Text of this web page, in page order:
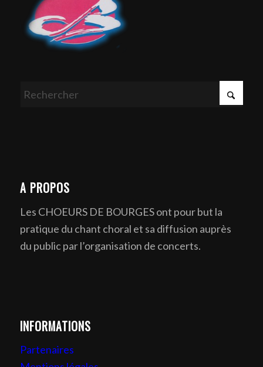
A PROPOS
Les CHOEURS DE BOURGES ont pour but la
pratique du chant choral et sa diffusion auprès
du public par l’organisation de concerts.
INFORMATIONS
Partenaires